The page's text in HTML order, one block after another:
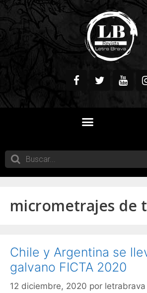
micrometrajes de
Chile y Argentina se
galvano FICTA 2020
12 diciembre, 2020 por letrabrava